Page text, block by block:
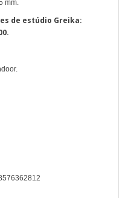
mm.
de estúdio Greika: